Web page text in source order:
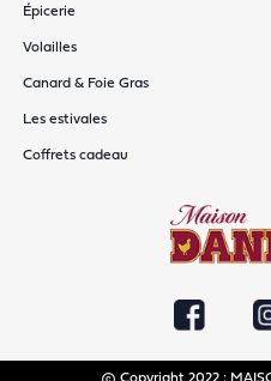
Épicerie
Volailles
Canard & Foie Gras
Les estivales
Coffrets cadeau